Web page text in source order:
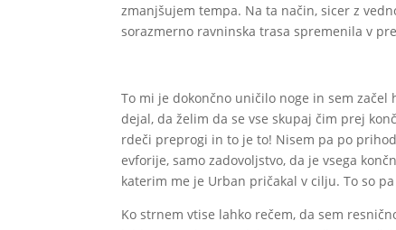
zmanjšujem tempa. Na ta način, sicer z
sorazmerno ravninska trasa spremenila v
To mi je dokončno uničilo noge in sem
dejal, da želim da se vse skupaj čim prej
rdeči preprogi in to je to! Nisem pa po
evforije, samo zadovoljstvo, da je vsega
katerim me je Urban pričakal v cilju. To so
Ko strnem vtise lahko rečem, da sem